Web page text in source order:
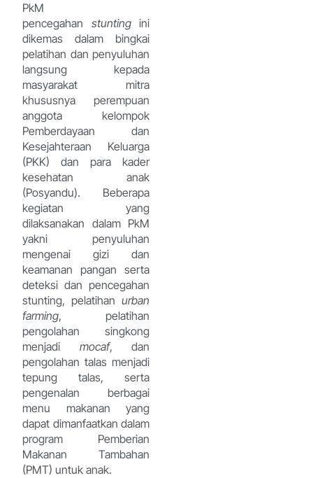
PkM
pencegahan stuntingini
dikemas dalam bingkai
pelatihan dan penyuluhan
langsung kepada
masyarakat mitra
khususnya perempuan
anggota kelompok
Pemberdayaan dan
Kesejahteraan Keluarga
(PKK) dan para kader
kesehatan anak
(Posyandu). Beberapa
kegiatan yang
dilaksanakan dalam PkM
yakni penyuluhan
mengenai gizi dan
keamanan pangan serta
deteksi dan pencegahan
stunting, pelatihan urban
farming, pelatihan
pengolahan singkong
menjadi mocaf, dan
pengolahan talas menjadi
tepung talas, serta
pengenalan berbagai
menu makanan yang
dapat dimanfaatkan dalam
program Pemberian
Makanan Tambahan
(PMT) untuk anak.